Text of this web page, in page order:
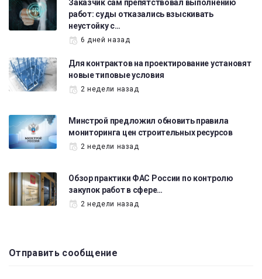
Заказчик сам препятствовал выполнению
работ: суды отказались взыскивать
неустойку с…
6 дней назад
Для контрактов на проектирование установят
новые типовые условия
2 недели назад
Минстрой предложил обновить правила
мониторинга цен строительных ресурсов
2 недели назад
Обзор практики ФАС России по контролю
закупок работ в сфере…
2 недели назад
Отправить сообщение